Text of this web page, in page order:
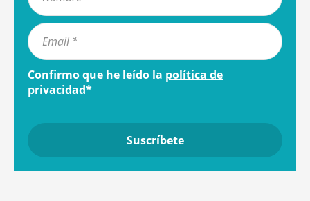
Confirmo que he leído la política de
privacidad*